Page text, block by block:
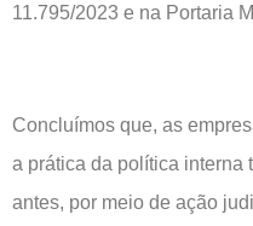
11.795/2023 e na Portaria
Concluímos que, as
a prática da política interna
antes, por meio de ação